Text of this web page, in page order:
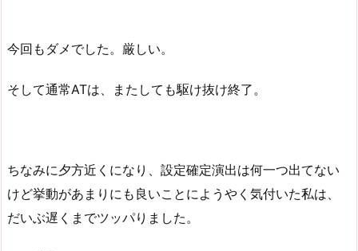
今回もダメでした。厳しい。
そして通常ATは、またしても駆け抜け終了。
ちなみに夕方近くになり、設定確定演出は何一つ出てない
けど挙動があまりにも良いことにようやく気付いた私は、
だいぶ遅くまでツッパりました。